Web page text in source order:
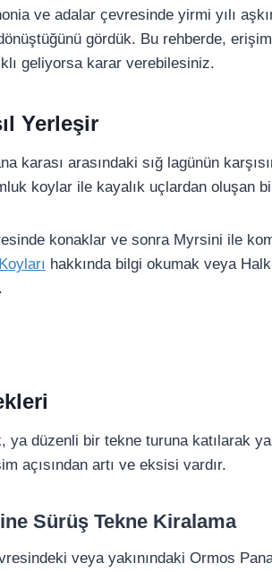
ve adalar çevresinde yirmi yılı
gördük. Bu rehberde,
geliyorsa karar verebilesiniz.
Yerleşir
karası arasındaki sığ lagünün
koylar ile kayalık uçlardan oluşan
konaklar ve sonra Myrsini ile
hakkında bilgi okumak veya
.
düzenli bir tekne turuna katılarak
açısından artı ve eksisi vardır.
Sürüş Tekne Kiralama
veya yakınındaki Ormos